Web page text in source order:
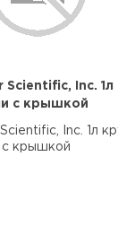
Scientific, Inc.
с крышкой
Inc. 1л
крышкой